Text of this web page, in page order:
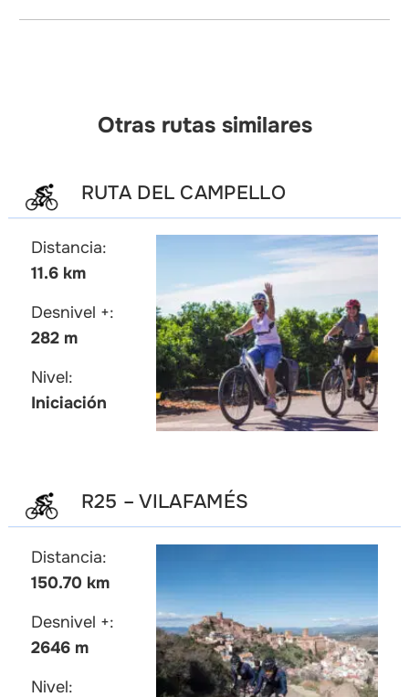
Otras rutas similares
RUTA DEL CAMPELLO
Distancia:
11.6 km
Desnivel +:
282 m
Nivel:
Iniciación
R25 – VILAFAMÉS
Distancia:
150.70 km
Desnivel +:
2646 m
Nivel: